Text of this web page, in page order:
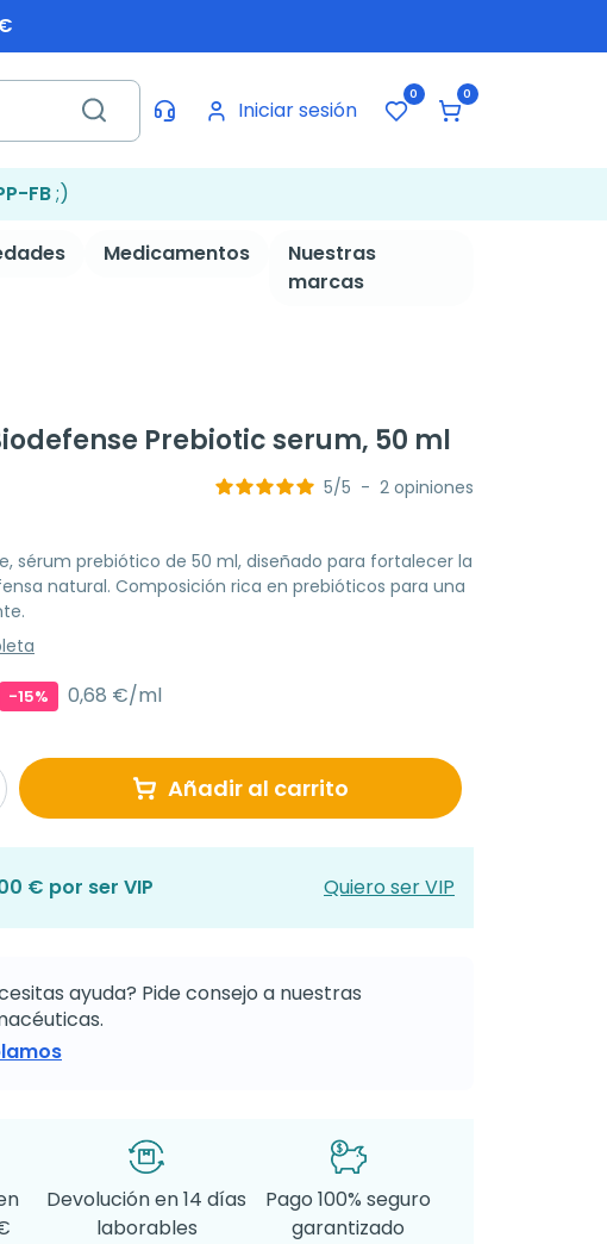
Iniciar sesión
0 0
FB;)
Medicamentos
Nuestras
marcas
Prebiotic serum, 50 ml
5/5 - 2 opiniones
sérum prebiótico de 50 ml, diseñado para fortalecer la
natural. Composición rica en prebióticos para una
-15% 0,68 €/ml
Añadir al carrito
€ por ser VIP Quiero ser VIP
ayuda? Pide consejo a nuestras
Devolución en 14 días
laborables
Pago 100% seguro
garantizado